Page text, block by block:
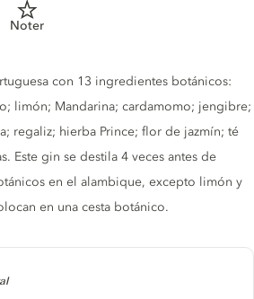
Noter
con 13 ingredientes botánicos:
limón; Mandarina; cardamomo; jengibre;
regaliz; hierba Prince; flor de jazmín; té
Este gin se destila 4 veces antes de
en el alambique, excepto limón y
en una cesta botánico.